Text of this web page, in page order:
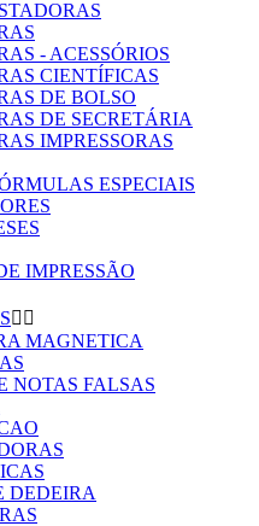
- ACESSÓRIOS
CIENTÍFICAS
DE BOLSO
DE SECRETÁRIA
IMPRESSORAS
ESPECIAIS
IMPRESSÃO
 
MAGNETICA
NOTAS FALSAS
DEDEIRA